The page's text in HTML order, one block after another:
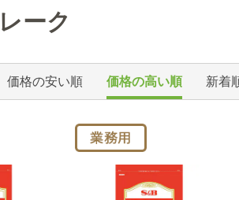
ーク
価格の安い順 価格の高い順 新着